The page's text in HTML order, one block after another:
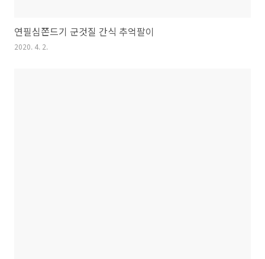
연필심쫀드기 군것질 간식 추억팔이
2020. 4. 2.